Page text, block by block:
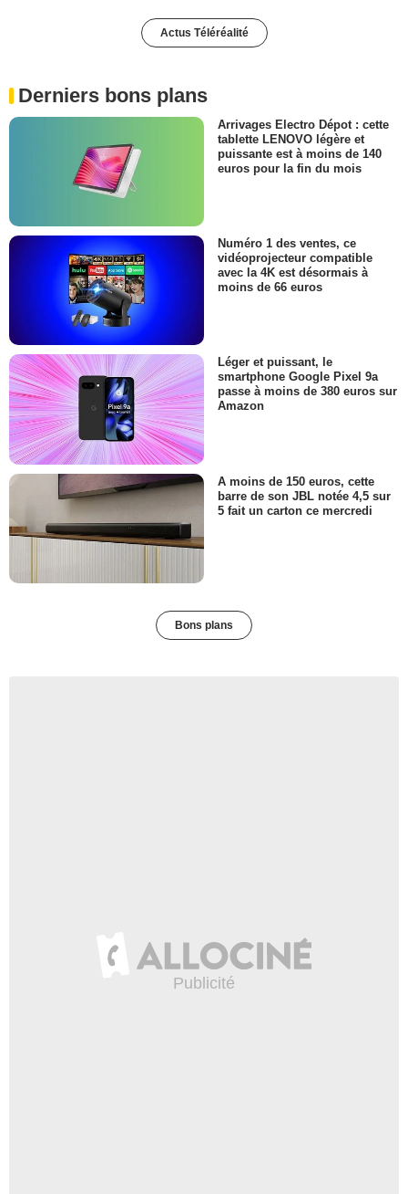
Actus Téléréalité
Derniers bons plans
Arrivages Electro Dépot : cette
tablette LENOVO légère et
puissante est à moins de 140
euros pour la fin du mois
Numéro 1 des ventes, ce
vidéoprojecteur compatible
avec la 4K est désormais à
moins de 66 euros
Léger et puissant, le
smartphone Google Pixel 9a
passe à moins de 380 euros sur
Amazon
A moins de 150 euros, cette
barre de son JBL notée 4,5 sur
5 fait un carton ce mercredi
Bons plans